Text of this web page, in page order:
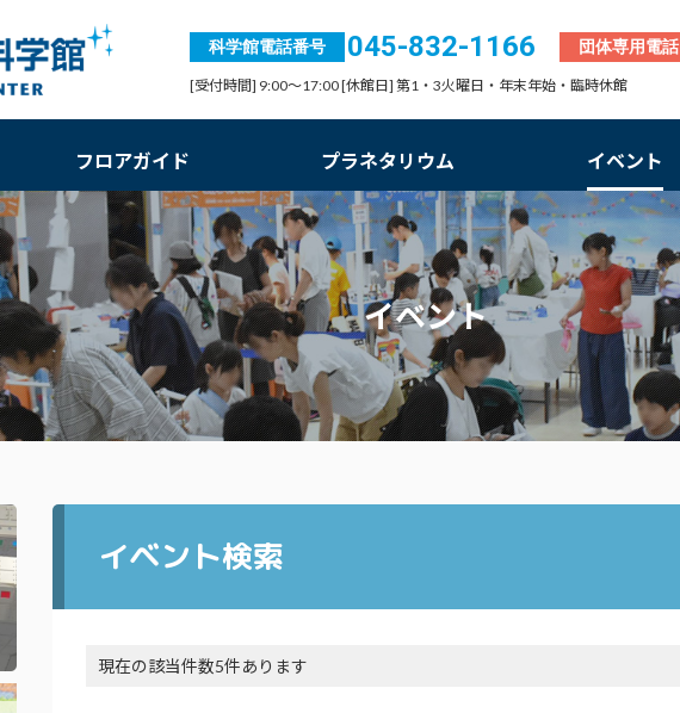
科学館電話番号 045-832-1166 団体専用電話
[受付時間] 9:00～17:00 [休館日] 第1・3火曜日・年末年始・臨時休館
フロアガイド プラネタリウム イベント
イベント
イベント検索
現在の該当件数5件あります